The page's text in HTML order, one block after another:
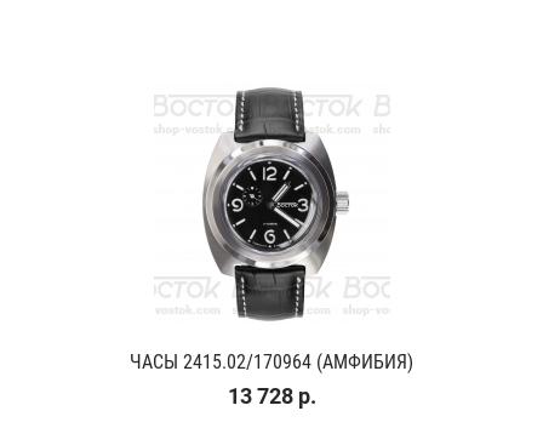
ЧАСЫ 2415.02/170964 (АМФИБИЯ)
13 728 р.